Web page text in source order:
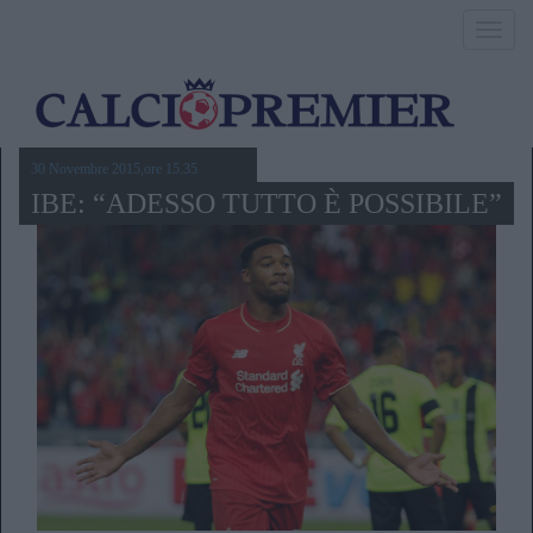
30 Novembre 2015,ore 15.35
IBE: “ADESSO TUTTO È POSSIBILE”